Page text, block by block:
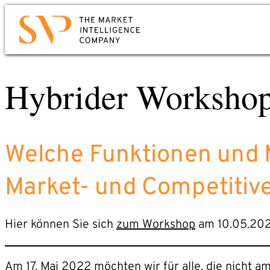
Zum
Hauptinhalt
springen
Hybrider
Welche Funktionen
Market- und
Hier können Sie sich zum Workshop am
Am 17. Mai 2022 möchten wir für alle, die nicht
Kontakt
Sie möchten wissen, wie Sie Market
für Ihr Unternehmen nutzen können? Oder
Mail oder Anruf genügt. Wir werden uns
umgehend bei Ihnen melden.
Telefon: +49 6221 – 914 00 0